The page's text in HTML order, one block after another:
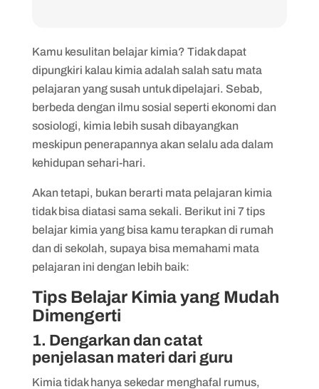
5. Pahami topik-topik dasar kimia
6. Bentuk kelompok belajar kimia
Kamu kesulitan belajar kimia? Tidak dapat
dipungkiri kalau kimia adalah salah satu mata
pelajaran yang susah untuk dipelajari. Sebab,
berbeda dengan ilmu sosial seperti ekonomi dan
sosiologi, kimia lebih susah dibayangkan
meskipun penerapannya akan selalu ada dalam
kehidupan sehari-hari.
Akan tetapi, bukan berarti mata pelajaran kimia
tidak bisa diatasi sama sekali. Berikut ini 7 tips
belajar kimia yang bisa kamu terapkan di rumah
dan di sekolah, supaya bisa memahami mata
pelajaran ini dengan lebih baik:
Tips Belajar Kimia yang Mudah
Dimengerti
1. Dengarkan dan catat
penjelasan materi dari guru
Kimia tidak hanya sekedar menghafal rumus,